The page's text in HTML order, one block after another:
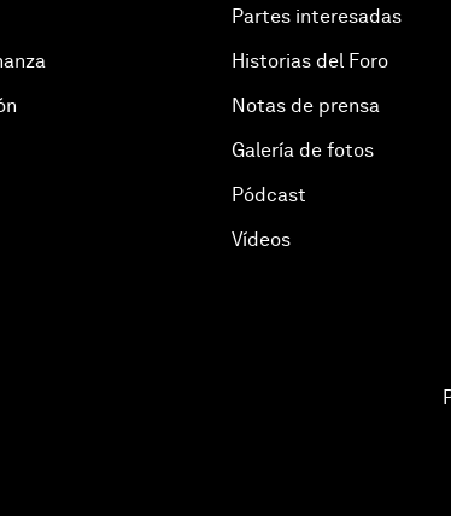
Partes interesadas
Historias del Foro
Notas de prensa
Galería de fotos
Pódcast
Vídeos